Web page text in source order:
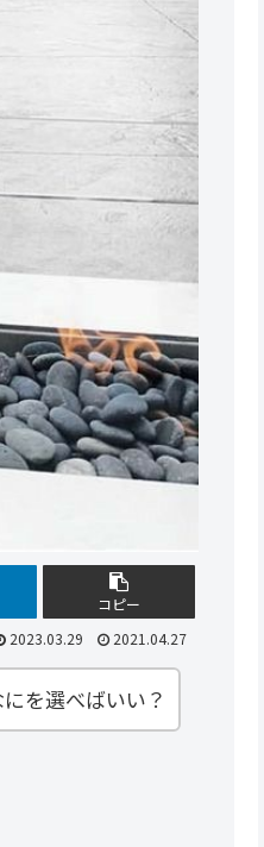
コピー
2023.03.29
2021.04.27
を選べばいい？